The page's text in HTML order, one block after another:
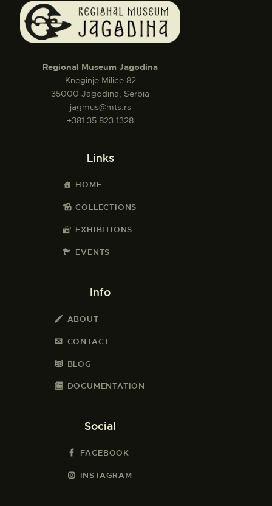
Regional Museum Jagodina
Kneginje Milice 82
35000 Jagodina, Serbia
jagmus@mts.rs
+381 35 823 1328
Links
HOME
COLLECTIONS
EXHIBITIONS
EVENTS
Info
ABOUT
CONTACT
BLOG
DOCUMENTATION
Social
FACEBOOK
INSTAGRAM